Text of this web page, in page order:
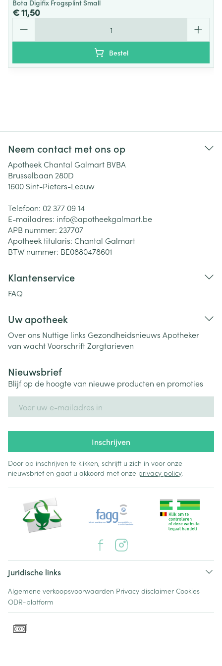
Bota Digifix Frogsplint Small
€ 11,50
Bestel
Neem contact met ons op
Apotheek Chantal Galmart BVBA
Brusselbaan 280D
1600 Sint-Pieters-Leeuw
Telefoon: 02 377 09 14
E-mailadres: info@apotheekgalmart.be
APB nummer: 237707
Apotheek titularis: Chantal Galmart
BTW nummer: BE0880478601
Klantenservice
FAQ
Uw apotheek
Over ons Nuttige links Gezondheidsnieuws Apotheker
van wachtVoorschriftZorgtarieven
Nieuwsbrief
Blijf op de hoogte van nieuwe producten en promoties
Inschrijven
Door op inschrijven te klikken, schrijft u zich in voor onze
nieuwsbrief en gaat u akkoord met onze privacy policy.
Juridische links
Algemene verkoopsvoorwaarden Privacy disclaimer Cookies
ODR-platform